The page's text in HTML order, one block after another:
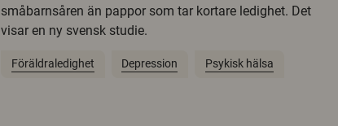
småbarnsåren än pappor som tar kortare ledighet. Det
visar en ny svensk studie.
Föräldraledighet Depression Psykisk hälsa